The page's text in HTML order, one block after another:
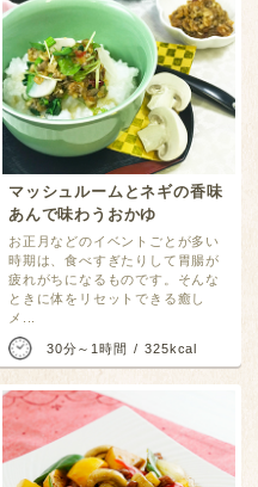
マッシュルームとネギの香味
あんで味わうおかゆ
お正月などのイベントごとが多い
時期は、食べすぎたりして胃腸が
疲れがちになるものです。そんな
ときに体をリセットできる癒し
メ...
30分～1時間 325kcal